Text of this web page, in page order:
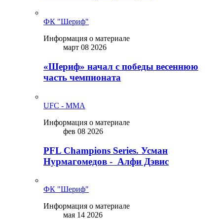
ФК "Шериф"
Информация о материале
март 08 2026
«Шериф» начал с победы весеннюю
часть чемпионата
UFC - MMA
Информация о материале
фев 08 2026
PFL Champions Series. Усман
Нурмагомедов - Алфи Дэвис
ФК "Шериф"
Информация о материале
мая 14 2026